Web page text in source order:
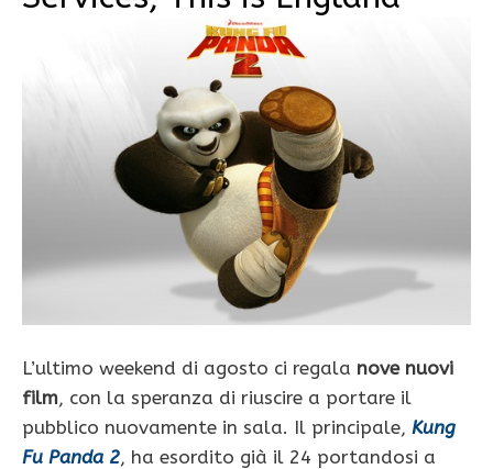
L’ultimo weekend di agosto ci regala nove nuovi
film, con la speranza di riuscire a portare il
pubblico nuovamente in sala. Il principale, Kung
Fu Panda 2, ha esordito già il 24 portandosi a